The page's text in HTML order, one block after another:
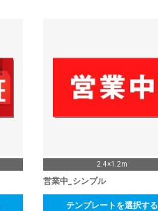
2.4×1.2m
営業中_シンプル
テンプレートを選択する